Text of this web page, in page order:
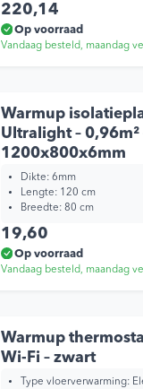
220,14
Op voorraad
Vandaag besteld, maandag
Warmup
Ultralight – 0,96m²
1200x800x6mm
Dikte: 6mm
Lengte: 120 cm
Breedte: 80 cm
19,60
Op voorraad
Vandaag besteld, maandag
Warmup
Wi-Fi – zwart
Type vloerverwarming: